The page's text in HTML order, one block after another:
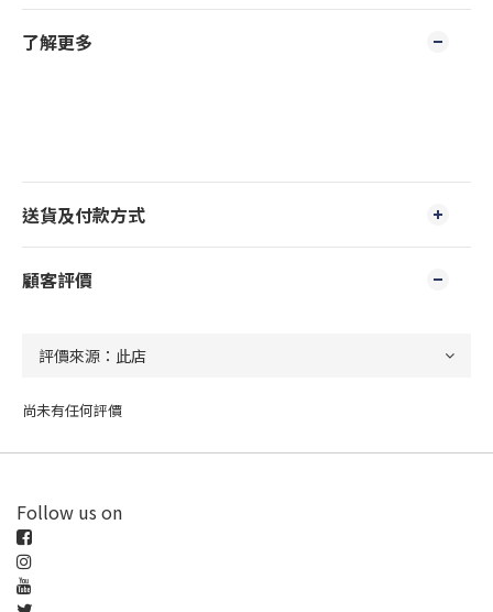
了解更多
送貨及付款方式
顧客評價
尚未有任何評價
Follow us on